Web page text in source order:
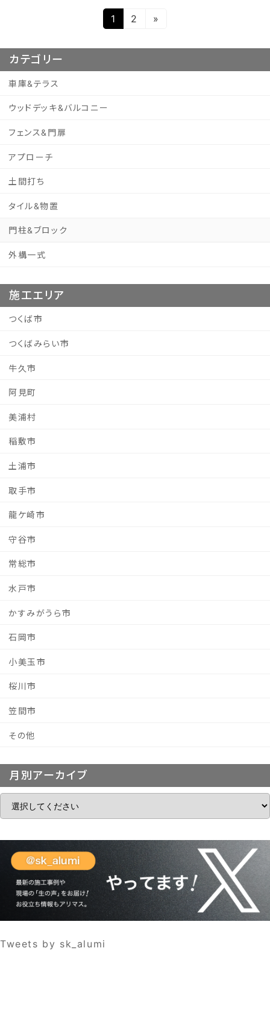
の
ペ
ジ
送
り
固
ペ
1
固
ペ
2 »
カテゴリー
車庫&テラス
ウッドデッキ&バルコニー
フェンス&門扉
アプローチ
土間打ち
タイル&物置
門柱&ブロック
外構一式
施工エリア
つくば市
つくばみらい市
牛久市
阿見町
美浦村
稲敷市
土浦市
取手市
龍ケ崎市
守谷市
常総市
水戸市
かすみがうら市
石岡市
小美玉市
桜川市
笠間市
その他
月別アーカイブ
Tweets by sk_alumi